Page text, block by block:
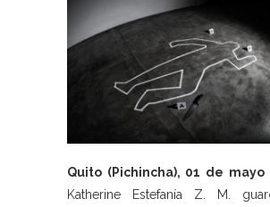
Quito (Pichincha), 01 de mayo
Katherine Estefanía Z. M.